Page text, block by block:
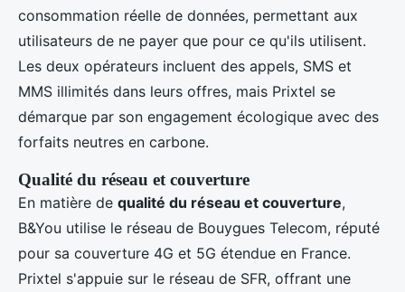
consommation réelle de données, permettant aux
utilisateurs de ne payer que pour ce qu'ils utilisent.
Les deux opérateurs incluent des appels, SMS et
MMS illimités dans leurs offres, mais Prixtel se
démarque par son engagement écologique avec des
forfaits neutres en carbone.
Qualité du réseau et couverture
En matière de qualité du réseau et couverture,
B&You utilise le réseau de Bouygues Telecom, réputé
pour sa couverture 4G et 5G étendue en France.
Prixtel s'appuie sur le réseau de SFR, offrant une